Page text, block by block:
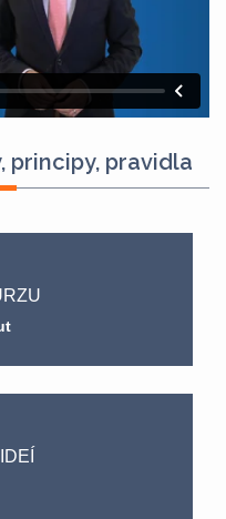
principy, pravidla